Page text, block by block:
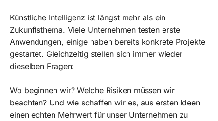
Künstliche Intelligenz ist längst mehr als ein
Zukunftsthema. Viele Unternehmen testen erste
Anwendungen, einige haben bereits konkrete Projekte
gestartet. Gleichzeitig stellen sich immer wieder
dieselben Fragen:
Wo beginnen wir? Welche Risiken müssen wir
beachten? Und wie schaffen wir es, aus ersten Ideen
einen echten Mehrwert für unser Unternehmen zu